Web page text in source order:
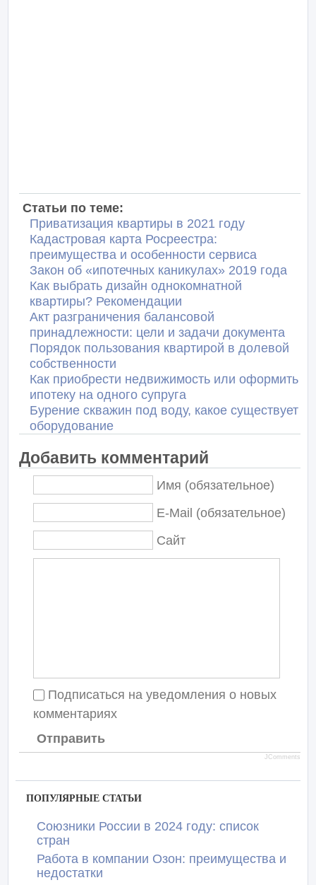
Статьи по теме:
Приватизация квартиры в 2021 году
Кадастровая карта Росреестра:
преимущества и особенности сервиса
Закон об «ипотечных каникулах» 2019 года
Как выбрать дизайн однокомнатной
квартиры? Рекомендации
Акт разграничения балансовой
принадлежности: цели и задачи документа
Порядок пользования квартирой в долевой
собственности
Как приобрести недвижимость или оформить
ипотеку на одного супруга
Бурение скважин под воду, какое существует
оборудование
Добавить комментарий
Имя (обязательное)
E-Mail (обязательное)
Сайт
Подписаться на уведомления о новых
комментариях
Отправить
JComments
ПОПУЛЯРНЫЕ СТАТЬИ
Союзники России в 2024 году: список
стран
Работа в компании Озон: преимущества и
недостатки